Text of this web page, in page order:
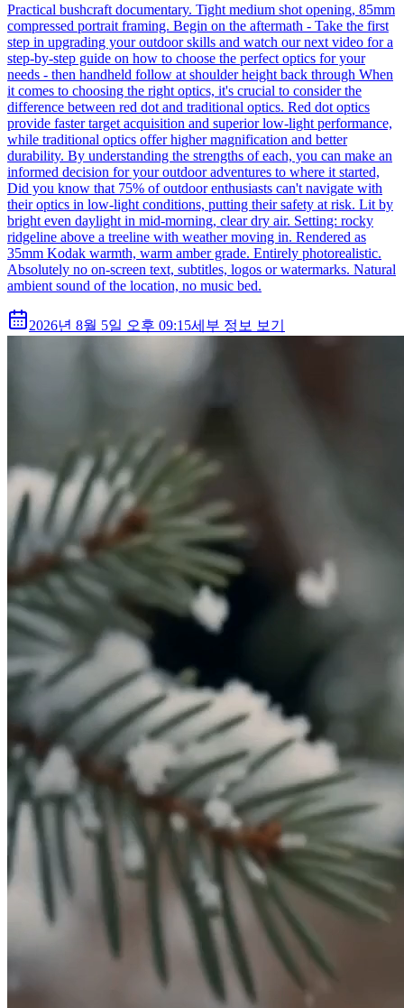
Practical bushcraft documentary. Tight medium shot opening, 85mm
compressed portrait framing. Begin on the aftermath - Take the first
step in upgrading your outdoor skills and watch our next video for a
step-by-step guide on how to choose the perfect optics for your
needs - then handheld follow at shoulder height back through When
it comes to choosing the right optics, it's crucial to consider the
difference between red dot and traditional optics. Red dot optics
provide faster target acquisition and superior low-light performance,
while traditional optics offer higher magnification and better
durability. By understanding the strengths of each, you can make an
informed decision for your outdoor adventures to where it started,
Did you know that 75% of outdoor enthusiasts can't navigate with
their optics in low-light conditions, putting their safety at risk. Lit by
bright even daylight in mid-morning, clear dry air. Setting: rocky
ridgeline above a treeline with weather moving in. Rendered as
35mm Kodak warmth, warm amber grade. Entirely photorealistic.
Absolutely no on-screen text, subtitles, logos or watermarks. Natural
ambient sound of the location, no music bed.
2026년 8월 5일 오후 09:15세부 정보 보기